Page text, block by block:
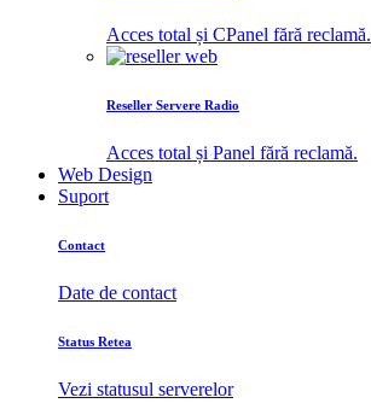
Acces total și CPanel fără reclamă.
Reseller Servere Radio
Acces total și Panel fără reclamă.
Web Design
Suport
Contact
Date de contact
Status Retea
Vezi statusul serverelor